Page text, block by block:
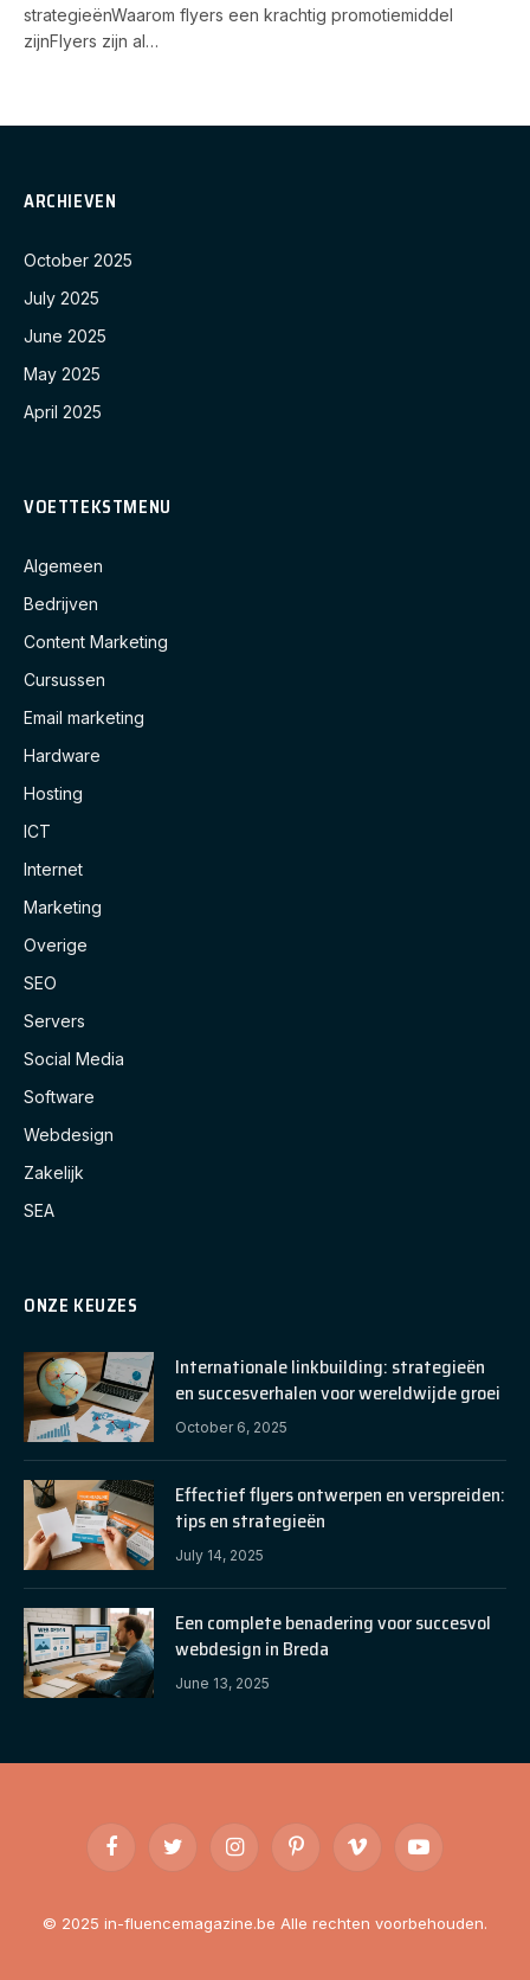
strategieënWaarom flyers een krachtig promotiemiddel
zijnFlyers zijn al…
ARCHIEVEN
October 2025
July 2025
June 2025
May 2025
April 2025
VOETTEKSTMENU
Algemeen
Bedrijven
Content Marketing
Cursussen
Email marketing
Hardware
Hosting
ICT
Internet
Marketing
Overige
SEO
Servers
Social Media
Software
Webdesign
Zakelijk
SEA
ONZE KEUZES
Internationale linkbuilding: strategieën
en succesverhalen voor wereldwijde groei
October 6, 2025
Effectief flyers ontwerpen en verspreiden:
tips en strategieën
July 14, 2025
Een complete benadering voor succesvol
webdesign in Breda
June 13, 2025
FacebookTwitter InstagramPinterestVimeo YouTube
© 2025 in-fluencemagazine.be Alle rechten voorbehouden.